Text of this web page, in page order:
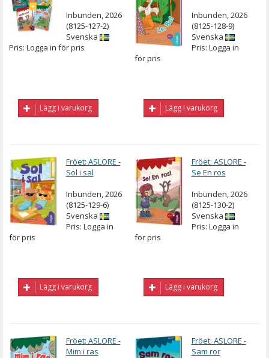
Inbunden, 2026
(8125-127-2)
Svenska
Pris: Logga in för pris
Lägg i varukorg
Inbunden, 2026
(8125-128-9)
Svenska
Pris: Logga in
för pris
Lägg i varukorg
Fröet: ASLORE -
Sol i sal
Inbunden, 2026
(8125-129-6)
Svenska
Pris: Logga in
för pris
Lägg i varukorg
Fröet: ASLORE -
Se En ros
Inbunden, 2026
(8125-130-2)
Svenska
Pris: Logga in
för pris
Lägg i varukorg
Fröet: ASLORE -
Mim i ras
Fröet: ASLORE -
Sam ror